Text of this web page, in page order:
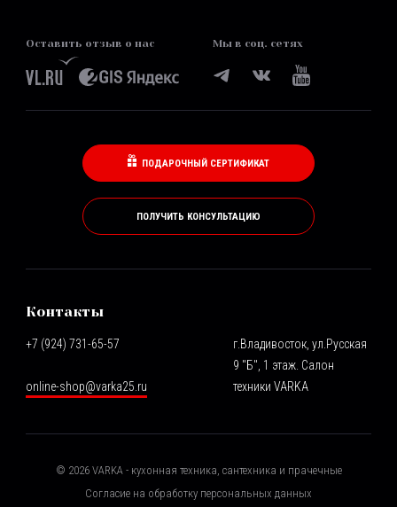
Оставить отзыв о нас Мы в соц. сетях
ПОДАРОЧНЫЙ СЕРТИФИКАТ
ПОЛУЧИТЬ КОНСУЛЬТАЦИЮ
Контакты
+7 (924) 731-65-57
online-shop@varka25.ru
г.Владивосток, ул.Русская
9 "Б", 1 этаж. Салон
техники VARKA
© 2026VARKA - кухонная техника, сантехника и прачечные
Согласие на обработку персональных данных